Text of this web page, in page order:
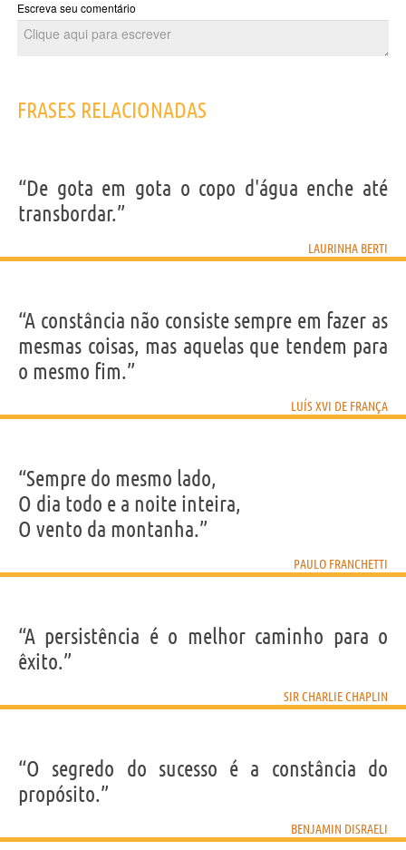
Escreva seu comentário
FRASES RELACIONADAS
“De gota em gota o copo d'água enche até
transbordar.”
LAURINHA BERTI
“A constância não consiste sempre em fazer as
mesmas coisas, mas aquelas que tendem para
o mesmo fim.”
LUÍS XVI DE FRANÇA
“Sempre do mesmo lado,
O dia todo e a noite inteira,
O vento da montanha.”
PAULO FRANCHETTI
“A persistência é o melhor caminho para o
êxito.”
SIR CHARLIE CHAPLIN
“O segredo do sucesso é a constância do
propósito.”
BENJAMIN DISRAELI